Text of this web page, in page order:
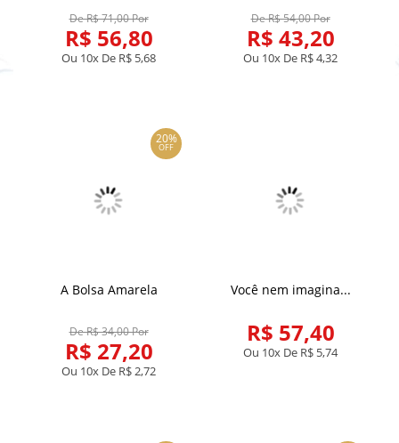
De R$ 71,00 Por
R$ 56,80
Ou 10x De R$ 5,68
De R$ 54,00 Por
R$ 43,20
Ou 10x De R$ 4,32
20%
OFF
A Bolsa Amarela
De R$ 34,00 Por
R$ 27,20
Ou 10x De R$ 2,72
Você nem imagina...
R$ 57,40
Ou 10x De R$ 5,74